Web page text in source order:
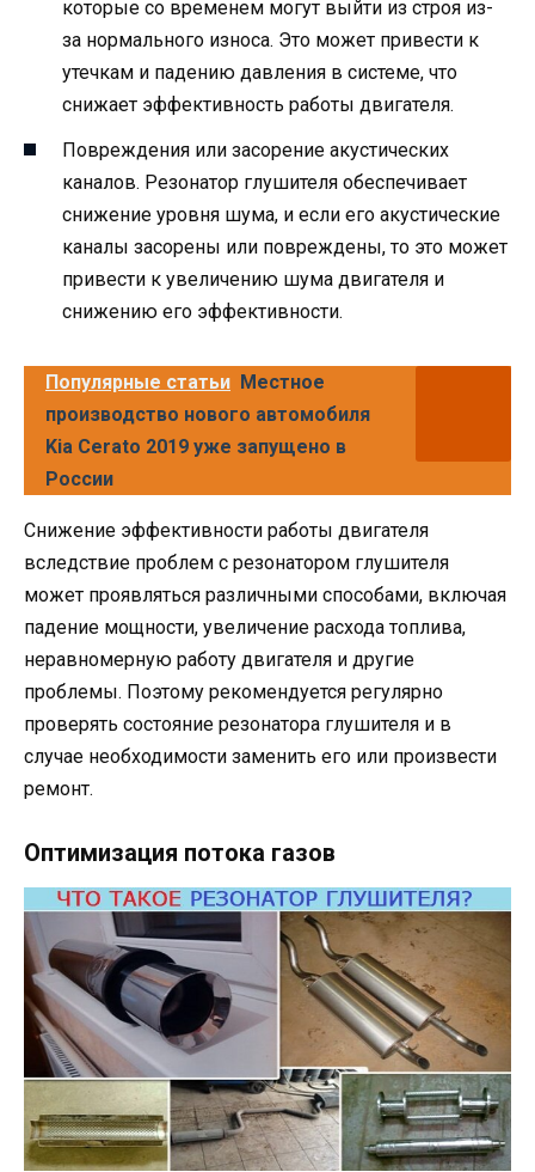
которые со временем могут выйти из строя из-
за нормального износа. Это может привести к
утечкам и падению давления в системе, что
снижает эффективность работы двигателя.
Повреждения или засорение акустических
каналов. Резонатор глушителя обеспечивает
снижение уровня шума, и если его акустические
каналы засорены или повреждены, то это может
привести к увеличению шума двигателя и
снижению его эффективности.
Популярные статьи Местное
производство нового автомобиля
Kia Cerato 2019 уже запущено в
России
Снижение эффективности работы двигателя
вследствие проблем с резонатором глушителя
может проявляться различными способами, включая
падение мощности, увеличение расхода топлива,
неравномерную работу двигателя и другие
проблемы. Поэтому рекомендуется регулярно
проверять состояние резонатора глушителя и в
случае необходимости заменить его или произвести
ремонт.
Оптимизация потока газов